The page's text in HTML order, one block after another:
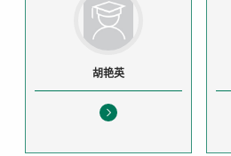
胡艳英